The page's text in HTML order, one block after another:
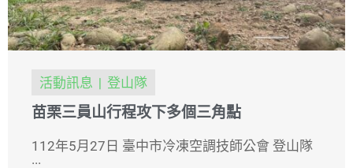
活動訊息
登山隊
苗栗三員山行程攻下多個三角點
112年5月27日 臺中市冷凍空調技師公會 登山隊
...